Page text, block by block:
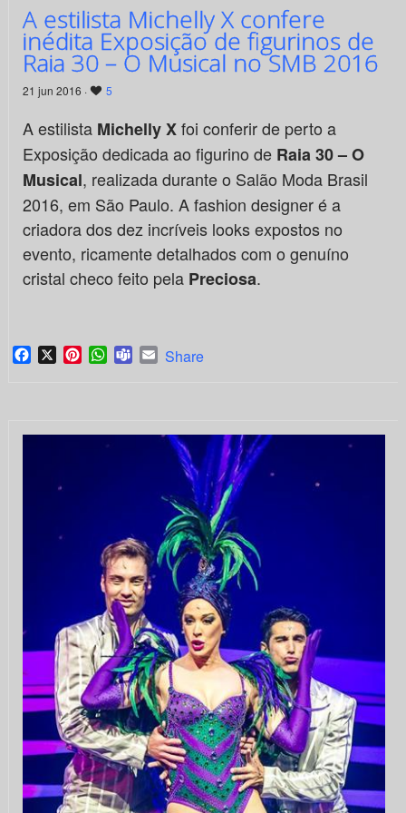
A estilista Michelly X confere
inédita Exposição de figurinos de
Raia 30 – O Musical no SMB 2016
21 jun 2016 · 5
A estilista Michelly Xfoi conferir de perto a
Exposição dedicada ao figurino de Raia 30 – O
Musical, realizada durante o Salão Moda Brasil
2016, em São Paulo. A fashion designer é a
criadora dos dez incríveis looks expostos no
evento, ricamente detalhados com o genuíno
cristal checo feito pela Preciosa.
Facebook
X PinterestWhatsApp
TeamsEmail
Share